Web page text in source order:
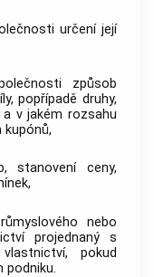
určení její
způsob
popřípadě druhy,
v jakém rozsahu
stanovení ceny,
nebo
projednaný s
pokud
podniku.